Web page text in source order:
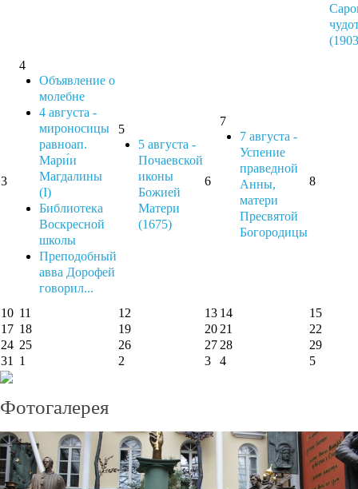
3
4
Объявление о
молебне
4 августа -
мироносицы
равноап.
Мари́и
Магдалины
(I)
Библиотека
Воскресной
школы
Преподобный
авва Дорофей
говорил...
5
5 августа -
Почаевской
иконы
Божией
Матери
(1675)
6
7
7 августа -
Успение
праведной
Анны,
матери
Пресвятой
Богородицы
8
10 11 12 13 14
15
17 18 19 20 21
22
24 25 26 27 28
29
31
1 2 3 4 5
Фотогалерея